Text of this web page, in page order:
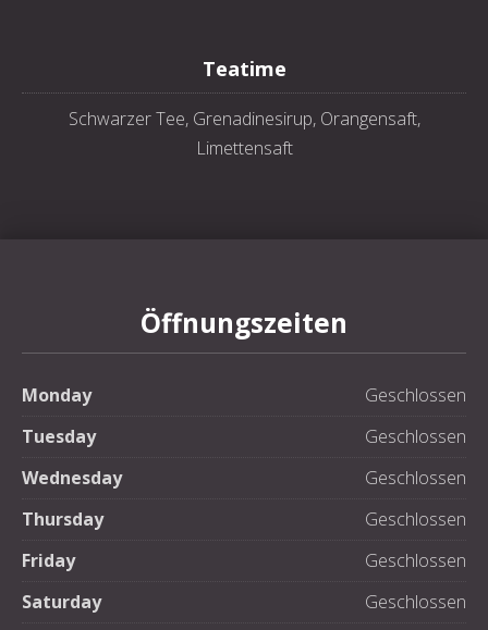
Teatime
Schwarzer Tee, Grenadinesirup, Orangensaft,
Limettensaft
Öffnungszeiten
Monday
Geschlossen
Tuesday
Geschlossen
Wednesday
Geschlossen
Thursday
Geschlossen
Friday
Geschlossen
Saturday
Geschlossen